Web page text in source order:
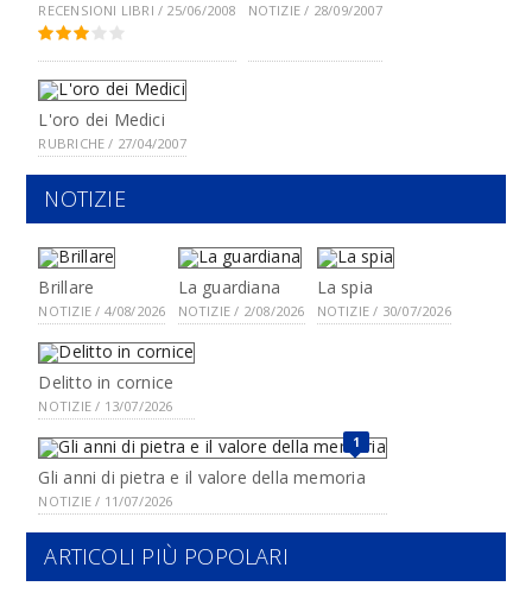
RECENSIONI LIBRI / 25/06/2008 NOTIZIE / 28/09/2007
L'oro dei Medici
RUBRICHE / 27/04/2007
NOTIZIE
Brillare
NOTIZIE / 4/08/2026
La guardiana
NOTIZIE / 2/08/2026
La spia
NOTIZIE / 30/07/2026
Delitto in cornice
NOTIZIE / 13/07/2026
1
Gli anni di pietra e il valore della memoria
NOTIZIE / 11/07/2026
ARTICOLI PIÙ POPOLARI